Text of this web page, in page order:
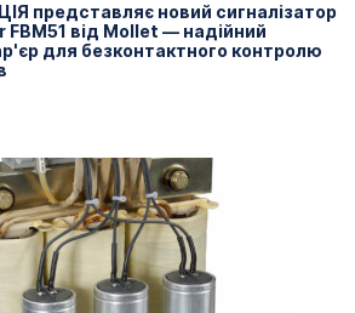
представляє новий сигналізатор
FBM51 від Mollet — надійний
для безконтактного контролю